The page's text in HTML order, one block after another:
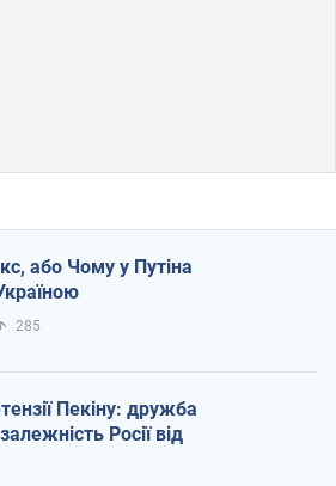
або Чому у Путіна
285
Пекіну: дружба
Росії від